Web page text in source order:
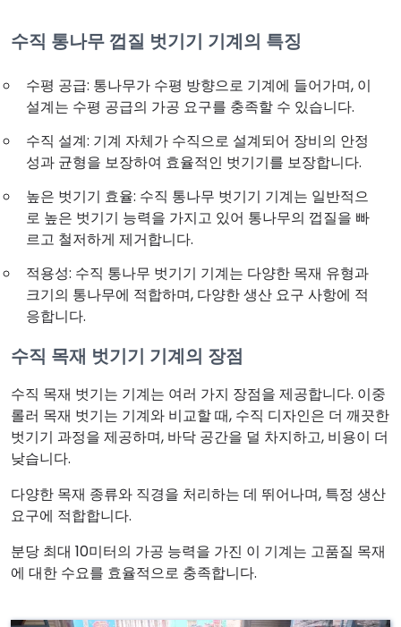
수직 통나무 껍질 벗기기 기계의 특징
수평 공급: 통나무가 수평 방향으로 기계에 들어가며, 이
설계는 수평 공급의 가공 요구를 충족할 수 있습니다.
수직 설계: 기계 자체가 수직으로 설계되어 장비의 안정
성과 균형을 보장하여 효율적인 벗기기를 보장합니다.
높은 벗기기 효율: 수직 통나무 벗기기 기계는 일반적으
로 높은 벗기기 능력을 가지고 있어 통나무의 껍질을 빠
르고 철저하게 제거합니다.
적용성: 수직 통나무 벗기기 기계는 다양한 목재 유형과
크기의 통나무에 적합하며, 다양한 생산 요구 사항에 적
응합니다.
수직 목재 벗기기 기계의 장점
수직 목재 벗기는 기계는 여러 가지 장점을 제공합니다. 이중
롤러 목재 벗기는 기계와 비교할 때, 수직 디자인은 더 깨끗한
벗기기 과정을 제공하며, 바닥 공간을 덜 차지하고, 비용이 더
낮습니다.
다양한 목재 종류와 직경을 처리하는 데 뛰어나며, 특정 생산
요구에 적합합니다.
분당 최대 10미터의 가공 능력을 가진 이 기계는 고품질 목재
에 대한 수요를 효율적으로 충족합니다.